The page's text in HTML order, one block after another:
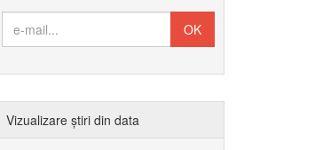
Vizualizare știri din data